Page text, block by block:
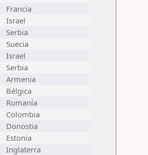
Francia
Israel
Serbia
Suecia
Israel
Serbia
Armenia
Bélgica
Rumanía
Colombia
Donostia
Estonia
Inglaterra